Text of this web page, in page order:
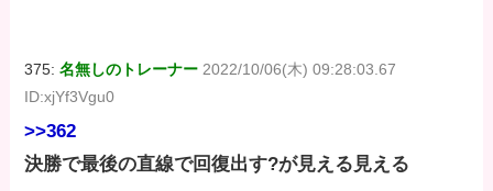
375:名無しのトレーナー 2022/10/06(木) 09:28:03.67
ID:xjYf3Vgu0
>>362
決勝で最後の直線で回復出す?が見える見える